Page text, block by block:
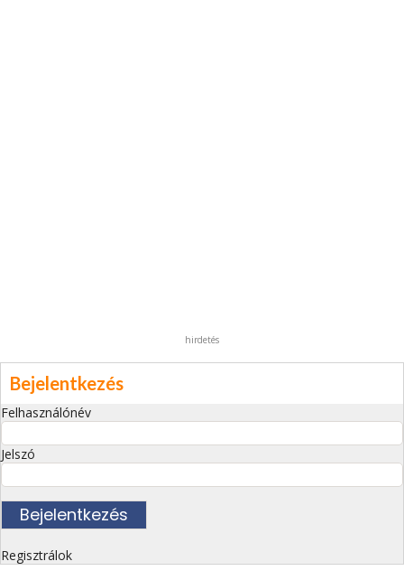
hirdetés
Bejelentkezés
Felhasználónév
Jelszó
Regisztrálok